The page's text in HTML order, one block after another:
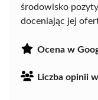
środowisko
doceniając jej
Ocena w
Liczba opinii